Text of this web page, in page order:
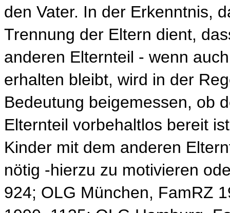
den Vater. In der Erkenntnis,
Trennung der Eltern dient,
anderen Elternteil - wenn
erhalten bleibt, wird in der
Bedeutung beigemessen, ob
Elternteil vorbehaltlos bereit
Kinder mit dem anderen
nötig -hierzu zu motivieren
924; OLG München, FamRZ